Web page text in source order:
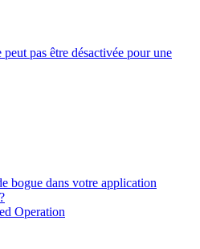
pas être désactivée pour une
bogue dans votre application
Operation